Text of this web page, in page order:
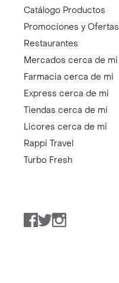
Catálogo Productos
Promociones y Ofertas
Restaurantes
Mercados cerca de mi
Farmacia cerca de mi
Express cerca de mi
Tiendas cerca de mi
Licores cerca de mi
Rappi Travel
Turbo Fresh
Facebook
TwitterInstagram